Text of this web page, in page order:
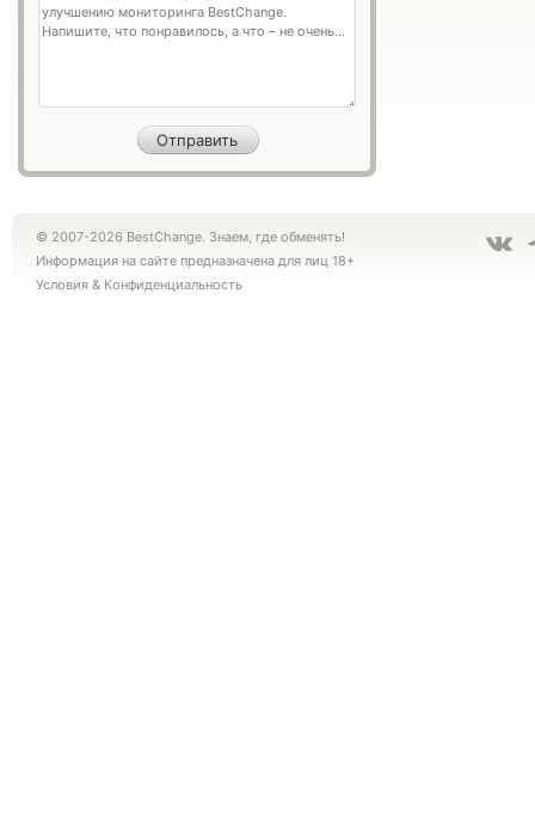
© 2007-2026 BestChange. Знаем, где обменять!
Информация на сайте предназначена для лиц 18+
Условия & Конфиденциальность